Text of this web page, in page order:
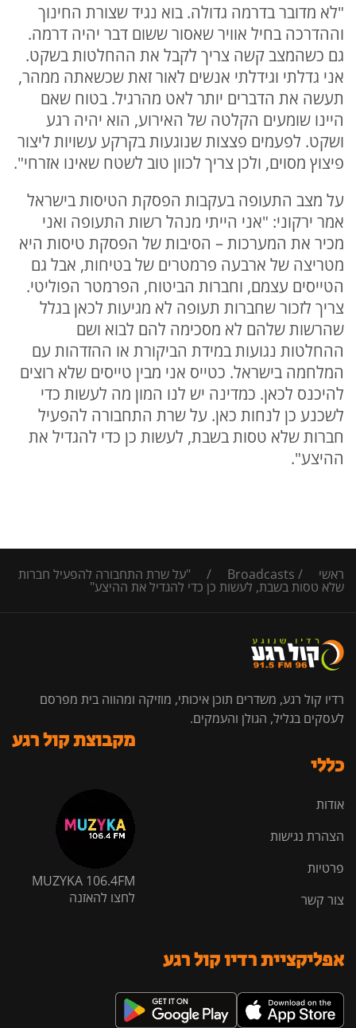
"לא מדובר בדרמה גדולה. בוא נגיד שצורת החינוך
וההדרכה בחיל אוויר שאסור ששום דבר יהיה דרמה.
גם כשהמצב קשה צריך לקבל את ההחלטות בשקט.
אני גדלתי וגידלתי אנשים לאור זאת שכשאתה ממהר,
תעשה את הדברים יותר לאט מהרגיל. בטוח שאם
היינו שומעים הקלטה של האירוע, הוא יהיה רגע
ושקט. לפעמים פצצות שנוגעות בקרקע עשויות ליצור
פיצוץ מסוים, ולכן צריך לכוון טוב לשטח שאינו אזרחי".
על מצב התעופה בעקבות הפסקת הטיסות בישראל
אמר ירקוני: "אני הייתי מנהל רשות התעופה ואני
מכיר את המערכות – הסיבות של הפסקת טיסות היא
מטריצה של ארבעה פרמטרים של בטיחות, אבל גם
הטייסים עצמם, וחברות הביטוח, הפרמטר הפוליטי.
צריך לזכור שחברות תעופה לא מגיעות לכאן בגלל
שהרשות שלהם לא מסכימה להם לבוא ושם
ההחלטות נגועות במידת הביקורת או ההזדהות עם
המלחמה בישראל. כטייס אני מבין טייסים שלא רוצים
להיכנס לכאן. כמדינה יש לנו המון מה לעשות כדי
לשכנע כן לנחות כאן. על שרת התחבורה להפעיל
חברות שלא טסות בשבת, לעשות כן כדי להגדיל את
ההיצע".
ראשי /
Broadcasts
/ "על שרת התחבורה להפעיל חברות
שלא טסות בשבת, לעשות כן כדי להגדיל את ההיצע"
רדיו קול רגע, משדרים תוכן איכותי, מוזיקה ומהווה בית מפרסם
לעסקים בגליל, הגולן והעמקים.
כללי
אודות
הצהרת נגישות
פרטיות
צור קשר
מקבוצת קול רגע
MUZYKA 106.4FM
לחצו להאזנה
אפליקציית רדיו קול רגע